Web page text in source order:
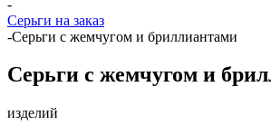
-
Серьги на заказ
-Серьги с жемчугом и бриллиантами
Серьги с жемчугом и
изделий